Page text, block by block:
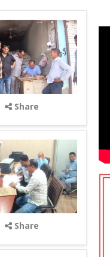
Share
Share